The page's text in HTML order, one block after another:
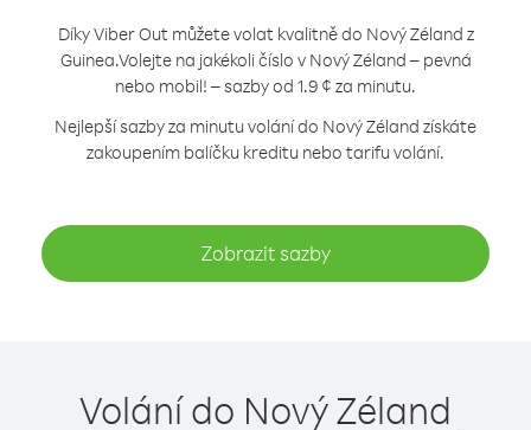
Díky Viber Out můžete volat kvalitně do Nový Zéland z
Guinea.Volejte na jakékoli číslo v Nový Zéland – pevná
nebo mobil! – sazby od 1.9 ¢ za minutu.
Nejlepší sazby za minutu volání do Nový Zéland získáte
zakoupením balíčku kreditu nebo tarifu volání.
Zobrazit sazby
Volání do Nový Zéland